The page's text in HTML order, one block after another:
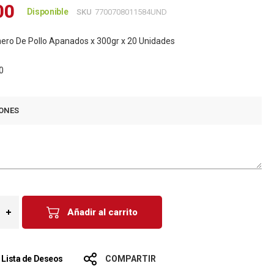
Disponible SKU 7700708011584UND
De Pollo Apanados x 300gr x 20 Unidades
Añadir al carrito
de Deseos COMPARTIR